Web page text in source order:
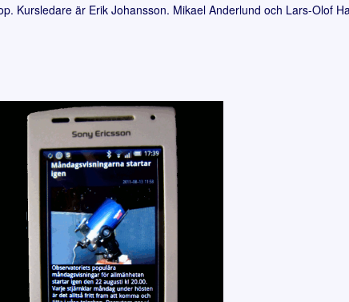
Kursledare är Erik Johansson. Mikael Anderlund och Lars-Olof